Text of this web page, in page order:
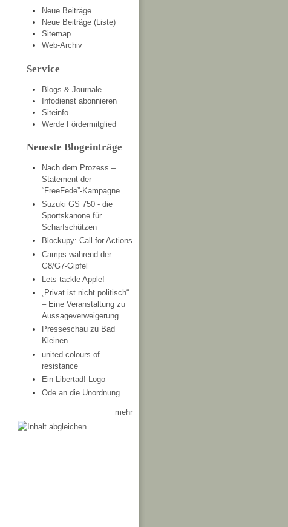
Neue Beiträge
Neue Beiträge (Liste)
Sitemap
Web-Archiv
Service
Blogs & Journale
Infodienst abonnieren
Siteinfo
Werde Fördermitglied
Neueste Blogeinträge
Nach dem Prozess –
Statement der
“FreeFede”-Kampagne
Suzuki GS 750 - die
Sportskanone für
Scharfschützen
Blockupy: Call for Actions
Camps während der
G8/G7-Gipfel
Lets tackle Apple!
„Privat ist nicht politisch“
– Eine Veranstaltung zu
Aussageverweigerung
Presseschau zu Bad
Kleinen
united colours of
resistance
Ein Libertad!-Logo
Ode an die Unordnung
mehr